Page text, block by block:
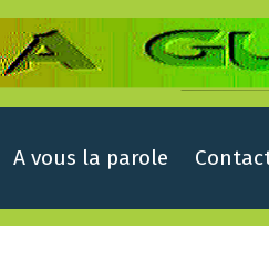
A vous la parole